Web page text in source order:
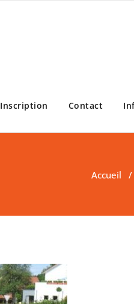
Inscription Contact
Accueil /